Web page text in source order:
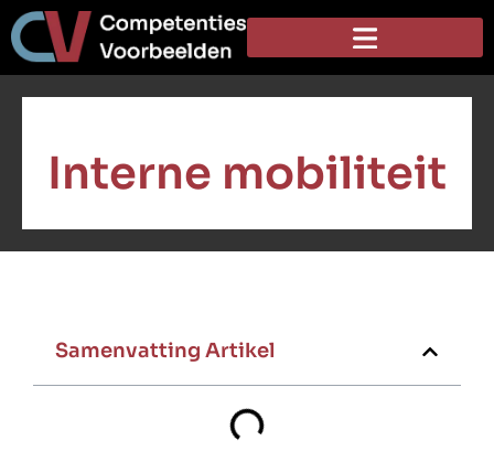
Interne mobiliteit
Samenvatting Artikel